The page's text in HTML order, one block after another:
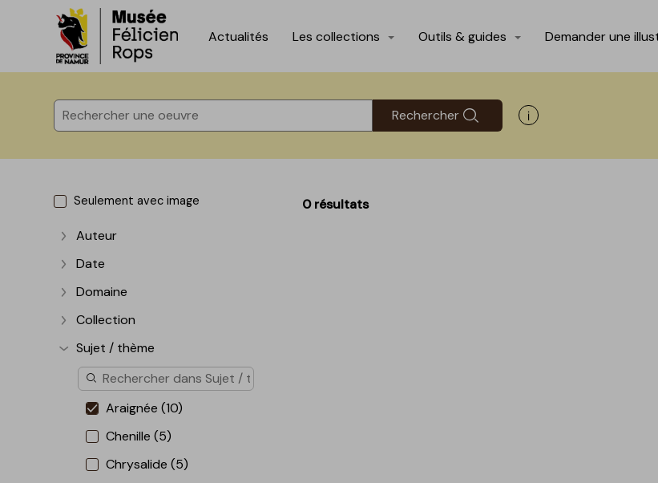
Accèder directement au contenu
Accèder directement au contenu
Actualités Les collections Outils & guides Demander une
Rechercher Afficher les
Seulement avec image
Afficher plus
Auteur
Afficher plus
Date
Afficher plus
Domaine
Afficher plus
Collection
Afficher plus
Sujet / thème
Araignée (10)
Chenille (5)
Chrysalide (5)
0 résultats